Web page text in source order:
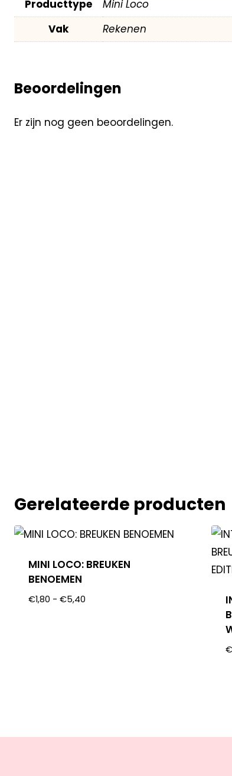
Producttype
Mini Loco
Vak
Rekenen
Beoordelingen
Er zijn nog geen beoordelingen.
Gerelateerde producten
MINI LOCO: BREUKEN
BENOEMEN
€1,80 - €5,40